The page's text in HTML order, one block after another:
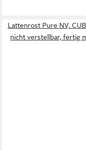
Lattenrost Pure NV,
nicht verstellbar, fertig